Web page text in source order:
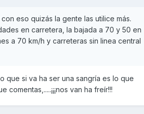
eso quizás la gente las utilice más.
en carretera, la bajada a 70 y 50 en
a 70 km/h y carreteras sin linea central
que si va ha ser una sangría es lo que
van ha freír!!!